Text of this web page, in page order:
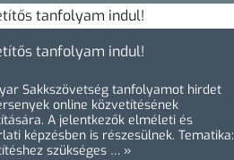
tanfolyam indul!
Sakkszövetség tanfolyamot hirdet
online közvetítésének
A jelentkezők elméleti és
képzésben is részesülnek. Tematika:
szükséges … »